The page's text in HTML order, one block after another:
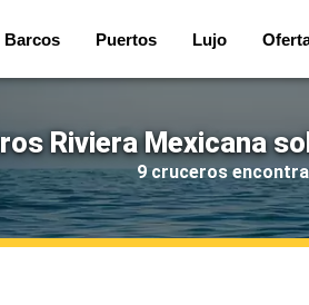
Barcos Puertos Lujo
Riviera Mexicana
9 cruceros